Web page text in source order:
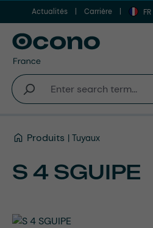
Aller au contenu principal
Actualités Carrière FR
Produits Tuyaux
S 4 SGUIPE